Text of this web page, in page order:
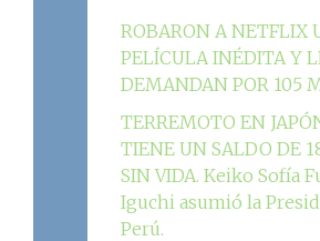
ROBARON A NETFLIX
PELÍCULA INÉDITA Y
DEMANDAN POR 105
TERREMOTO EN
TIENE UN SALDO DE
SIN VIDA. Keiko Sofía
Iguchi asumió la
Perú.